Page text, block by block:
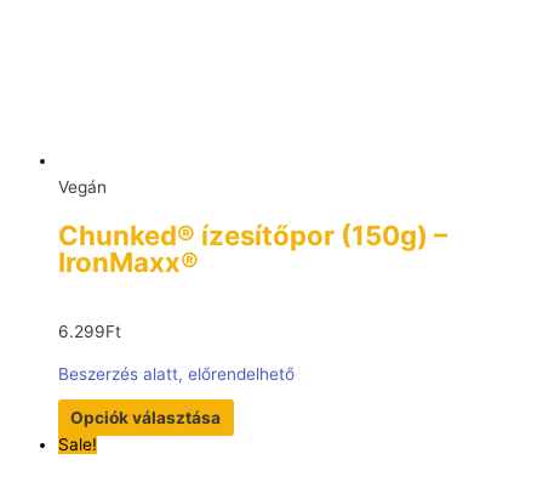
Vegán
Chunked® ízesítőpor (150g) –
IronMaxx®
6.299Ft
Beszerzés alatt, előrendelhető
Opciók választása
Sale!